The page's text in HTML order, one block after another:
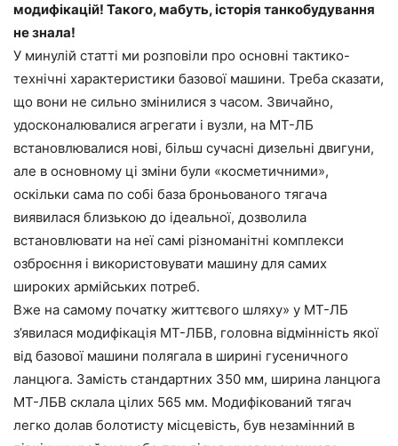
модифікацій! Такого, мабуть, історія танкобудування
не знала!
У минулій статті ми розповіли про основні тактико-
технічні характеристики базової машини. Треба сказати,
що вони не сильно змінилися з часом. Звичайно,
удосконалювалися агрегати і вузли, на МТ-ЛБ
встановлювалися нові, більш сучасні дизельні двигуни,
але в основному ці зміни були «косметичними»,
оскільки сама по собі база броньованого тягача
виявилася близькою до ідеальної, дозволила
встановлювати на неї самі різноманітні комплекси
озброєння і використовувати машину для самих
широких армійських потреб.
Вже на самому початку життєвого шляху» у МТ-ЛБ
з’явилася модифікація МТ-ЛБВ, головна відмінність якої
від базової машини полягала в ширині гусеничного
ланцюга. Замість стандартних 350 мм, ширина ланцюга
МТ-ЛБВ склала цілих 565 мм. Модифікований тягач
легко долав болотисту місцевість, був незамінний в